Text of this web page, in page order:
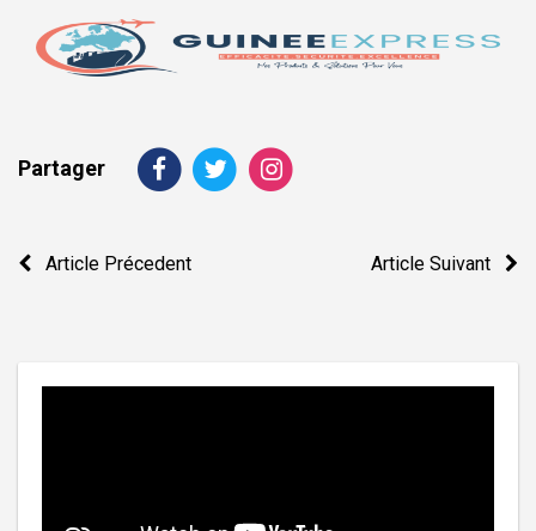
Partager
Navigation
Article Précedent Article Suivant